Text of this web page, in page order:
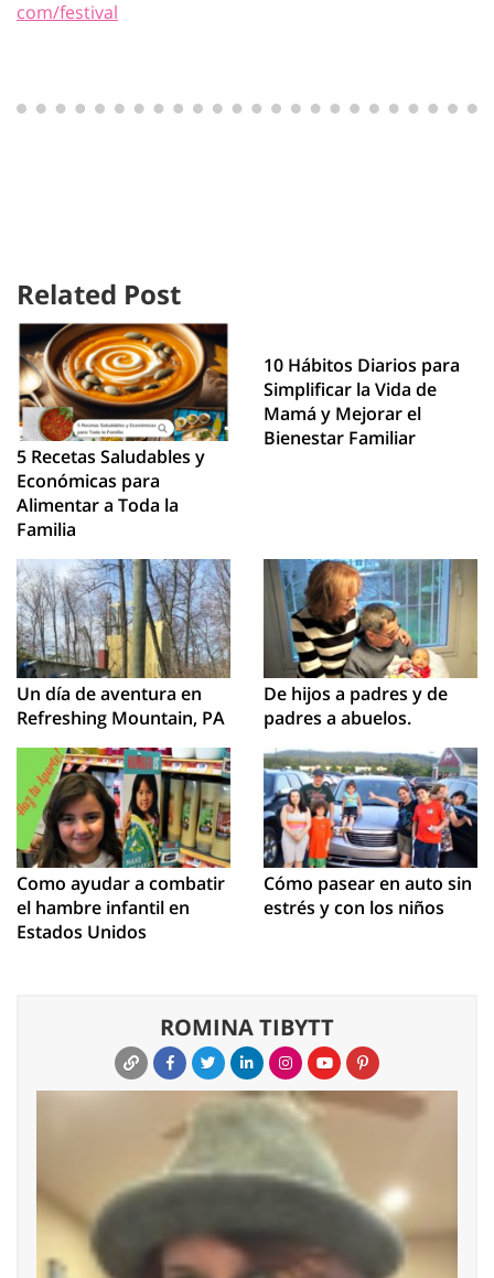
com/festival
Related Post
5 Recetas Saludables y
Económicas para
Alimentar a Toda la
Familia
10 Hábitos Diarios para
Simplificar la Vida de
Mamá y Mejorar el
Bienestar Familiar
Un día de aventura en
Refreshing Mountain, PA
De hijos a padres y de
padres a abuelos.
Como ayudar a combatir
el hambre infantil en
Estados Unidos
Cómo pasear en auto sin
estrés y con los niños
ROMINA TIBYTT